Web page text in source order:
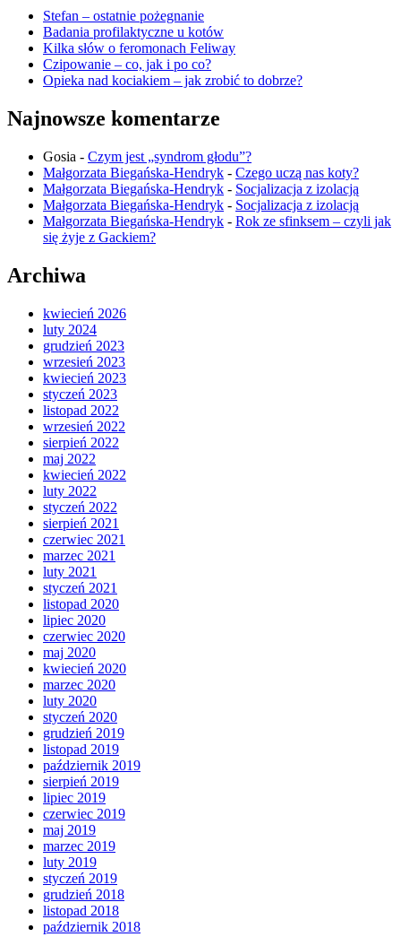
Stefan – ostatnie pożegnanie
Badania profilaktyczne u kotów
Kilka słów o feromonach Feliway
Czipowanie – co, jak i po co?
Opieka nad kociakiem – jak zrobić to dobrze?
Najnowsze komentarze
Gosia - Czym jest „syndrom głodu”?
Małgorzata Biegańska-Hendryk - Czego uczą nas koty?
Małgorzata Biegańska-Hendryk - Socjalizacja z izolacją
Małgorzata Biegańska-Hendryk - Socjalizacja z izolacją
Małgorzata Biegańska-Hendryk - Rok ze sfinksem – czyli jak
się żyje z Gackiem?
Archiwa
kwiecień 2026
luty 2024
grudzień 2023
wrzesień 2023
kwiecień 2023
styczeń 2023
listopad 2022
wrzesień 2022
sierpień 2022
maj 2022
kwiecień 2022
luty 2022
styczeń 2022
sierpień 2021
czerwiec 2021
marzec 2021
luty 2021
styczeń 2021
listopad 2020
lipiec 2020
czerwiec 2020
maj 2020
kwiecień 2020
marzec 2020
luty 2020
styczeń 2020
grudzień 2019
listopad 2019
październik 2019
sierpień 2019
lipiec 2019
czerwiec 2019
maj 2019
marzec 2019
luty 2019
styczeń 2019
grudzień 2018
listopad 2018
październik 2018